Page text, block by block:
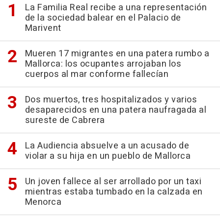
La Familia Real recibe a una representación
de la sociedad balear en el Palacio de
Marivent
Mueren 17 migrantes en una patera rumbo a
Mallorca: los ocupantes arrojaban los
cuerpos al mar conforme fallecían
Dos muertos, tres hospitalizados y varios
desaparecidos en una patera naufragada al
sureste de Cabrera
La Audiencia absuelve a un acusado de
violar a su hija en un pueblo de Mallorca
Un joven fallece al ser arrollado por un taxi
mientras estaba tumbado en la calzada en
Menorca